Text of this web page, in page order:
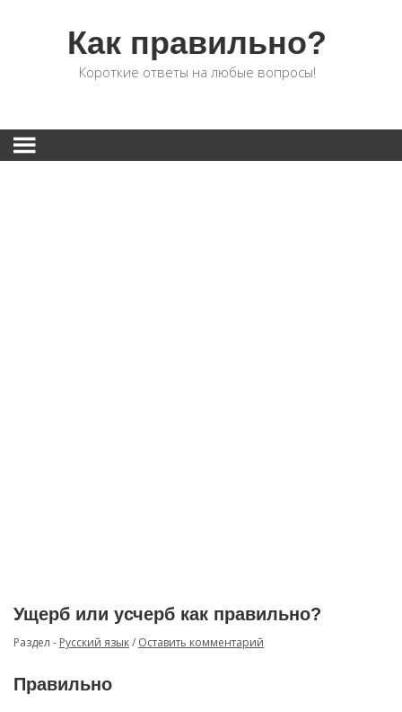
Как правильно?
Короткие ответы на любые вопросы!
Ущерб или усчерб как правильно?
Раздел - Русский язык/ Оставить комментарий
Правильно